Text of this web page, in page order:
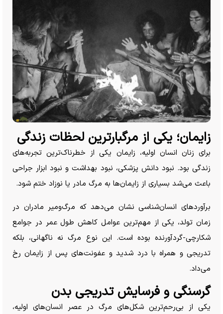
زایمان؛ یکی از مرگبارترین لحظات زندگی
برای زنان انسان اولیه، زایمان یکی از خطرناک‌ترین تجربه‌های
زندگی بود. نبود دانش پزشکی، نبود بهداشت و نبود ابزار جراحی
باعث می‌شد بسیاری از زایمان‌ها به مرگ مادر یا نوزاد ختم شود.
برآورد‌های انسان‌شناسی نشان می‌دهد که مرگ‌ومیر مادران در
زمان تولد، یکی از مهم‌ترین عوامل کاهش طول عمر در جوامع
شکارچی-گردآورنده بوده است. این نوع مرگ نه ناگهانی، بلکه
تدریجی و همراه با درد شدید و عفونت‌های پس از زایمان رخ
می‌داد.
گرسنگی و فرسایش تدریجی بدن
یکی از بی‌رحم‌ترین شکل‌های مرگ در عصر انسان‌های اولیه،